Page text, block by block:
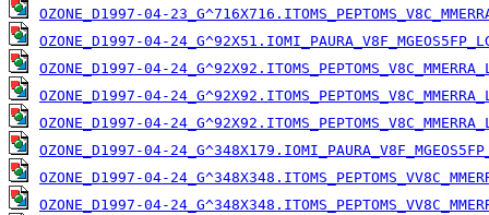
OZONE_D1997-04-
OZONE_D1997-04-
OZONE_D1997-04-
OZONE_D1997-04-
OZONE_D1997-04-
OZONE_D1997-04-
OZONE_D1997-04-
OZONE_D1997-04-